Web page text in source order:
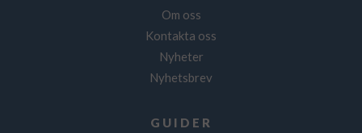
Om oss
Kontakta oss
Nyheter
Nyhetsbrev
GUIDER